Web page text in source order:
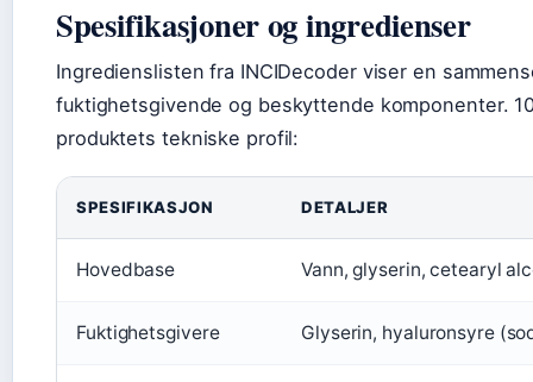
Spesifikasjoner og ingredienser
Ingredienslisten fra INCIDecoder viser en
fuktighetsgivende og beskyttende komponenter.
produktets tekniske profil:
SPESIFIKASJON DETALJER
Hovedbase Vann, glyserin, cetearyl
Fuktighetsgivere Glyserin, hyaluronsyre